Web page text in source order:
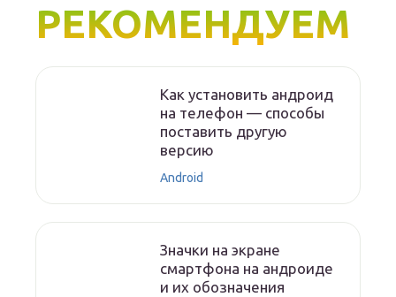
РЕКОМЕНДУЕМ
Как установить андроид
на телефон — способы
поставить другую
версию
Android
Значки на экране
смартфона на андроиде
и их обозначения